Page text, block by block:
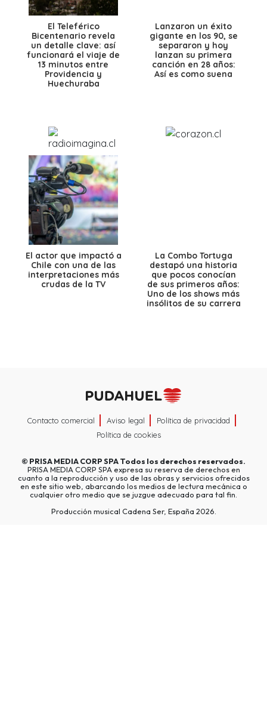
El Teleférico
Bicentenario revela
un detalle clave: así
funcionará el viaje de
13 minutos entre
Providencia y
Huechuraba
Lanzaron un éxito
gigante en los 90, se
separaron y hoy
lanzan su primera
canción en 28 años:
Así es como suena
El actor que impactó a
Chile con una de las
interpretaciones más
crudas de la TV
La Combo Tortuga
destapó una historia
que pocos conocían
de sus primeros años:
Uno de los shows más
insólitos de su carrera
Contacto comercial Aviso legal
Política de privacidad
Política de cookies
© PRISA MEDIA CORP SPATodos los derechos reservados.
PRISA MEDIA CORP SPA expresa su reserva de derechos en
cuanto a la reproducción y uso de las obras y servicios ofrecidos
en este sitio web, abarcando los medios de lectura mecánica o
cualquier otro medio que se juzgue adecuado para tal fin.
Producción musical Cadena Ser, España 2026.